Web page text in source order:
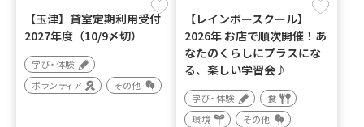
【玉津】貸室定期利用受付
2027年度（10/9〆切）
学び・体験
ボランティア
その他
【レインボースクール】
2026年 お店で順次開催！あ
なたのくらしにプラスにな
る、楽しい学習会♪
学び・体験
食
環境
その他